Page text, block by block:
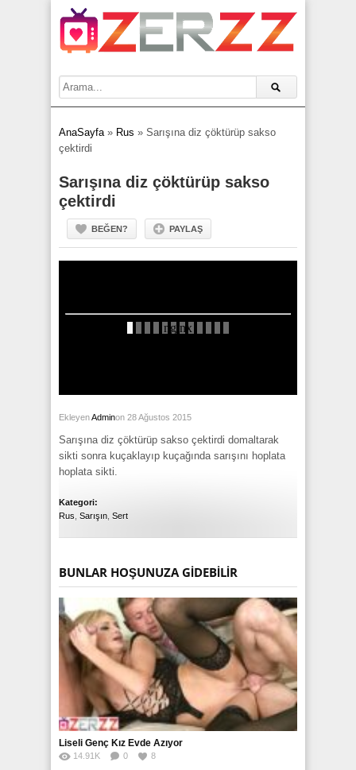
AnaSayfa» Rus » Sarışına diz çöktürüp sakso
çektirdi
Sarışına diz çöktürüp sakso
çektirdi
BEĞEN? PAYLAŞ
EkleyenAdminon 28 Ağustos 2015
Sarışına diz çöktürüp sakso çektirdi domaltarak
sikti sonra kuçaklayıp kuçağında sarışını hoplata
hoplata sikti.
Kategori:
Rus Sarışın Sert
BUNLAR HOŞUNUZA GIDEBILIR
Liseli Genç Kız Evde Azıyor
14.91K 0 8